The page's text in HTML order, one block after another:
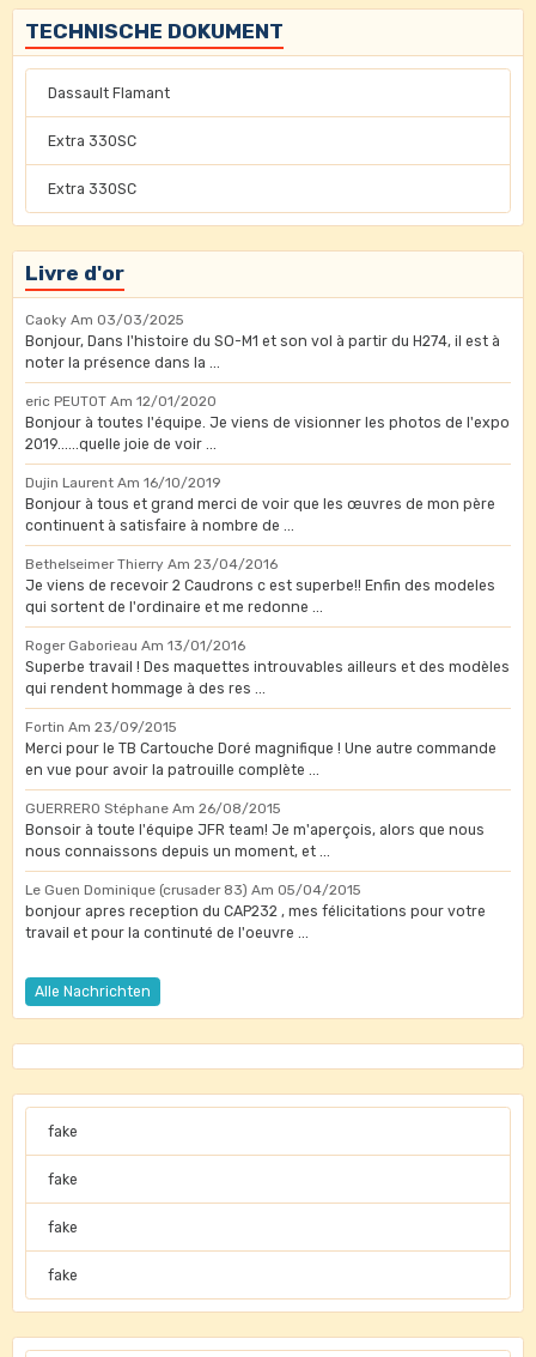
TECHNISCHE DOKUMENT
Dassault Flamant
Extra 330SC
Extra 330SC
Livre d'or
Caoky Am 03/03/2025
Bonjour, Dans l'histoire du SO-M1 et son vol à partir du H274, il est à
noter la présence dans la ...
eric PEUTOT Am 12/01/2020
Bonjour à toutes l'équipe. Je viens de visionner les photos de l'expo
2019......quelle joie de voir ...
Dujin Laurent Am 16/10/2019
Bonjour à tous et grand merci de voir que les œuvres de mon père
continuent à satisfaire à nombre de ...
Bethelseimer Thierry Am 23/04/2016
Je viens de recevoir 2 Caudrons c est superbe!! Enfin des modeles
qui sortent de l'ordinaire et me redonne ...
Roger Gaborieau Am 13/01/2016
Superbe travail ! Des maquettes introuvables ailleurs et des modèles
qui rendent hommage à des res ...
Fortin Am 23/09/2015
Merci pour le TB Cartouche Doré magnifique ! Une autre commande
en vue pour avoir la patrouille complète ...
GUERRERO Stéphane Am 26/08/2015
Bonsoir à toute l'équipe JFR team! Je m'aperçois, alors que nous
nous connaissons depuis un moment, et ...
Le Guen Dominique (crusader 83) Am 05/04/2015
bonjour apres reception du CAP232 , mes félicitations pour votre
travail et pour la continuté de l'oeuvre ...
Alle Nachrichten
fake
fake
fake
fake